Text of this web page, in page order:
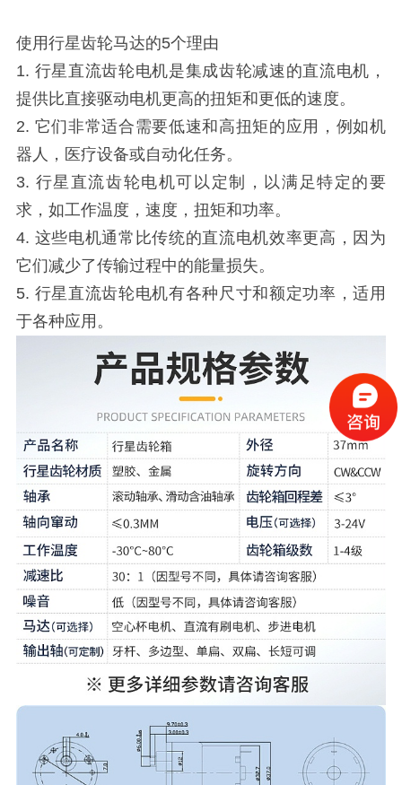
使用行星齿轮马达的5个理由
1. 行星直流齿轮电机是集成齿轮减速的直流电机，
提供比直接驱动电机更高的扭矩和更低的速度。
2. 它们非常适合需要低速和高扭矩的应用，例如机
器人，医疗设备或自动化任务。
3. 行星直流齿轮电机可以定制，以满足特定的要
求，如工作温度，速度，扭矩和功率。
4. 这些电机通常比传统的直流电机效率更高，因为
它们减少了传输过程中的能量损失。
5. 行星直流齿轮电机有各种尺寸和额定功率，适用
于各种应用。